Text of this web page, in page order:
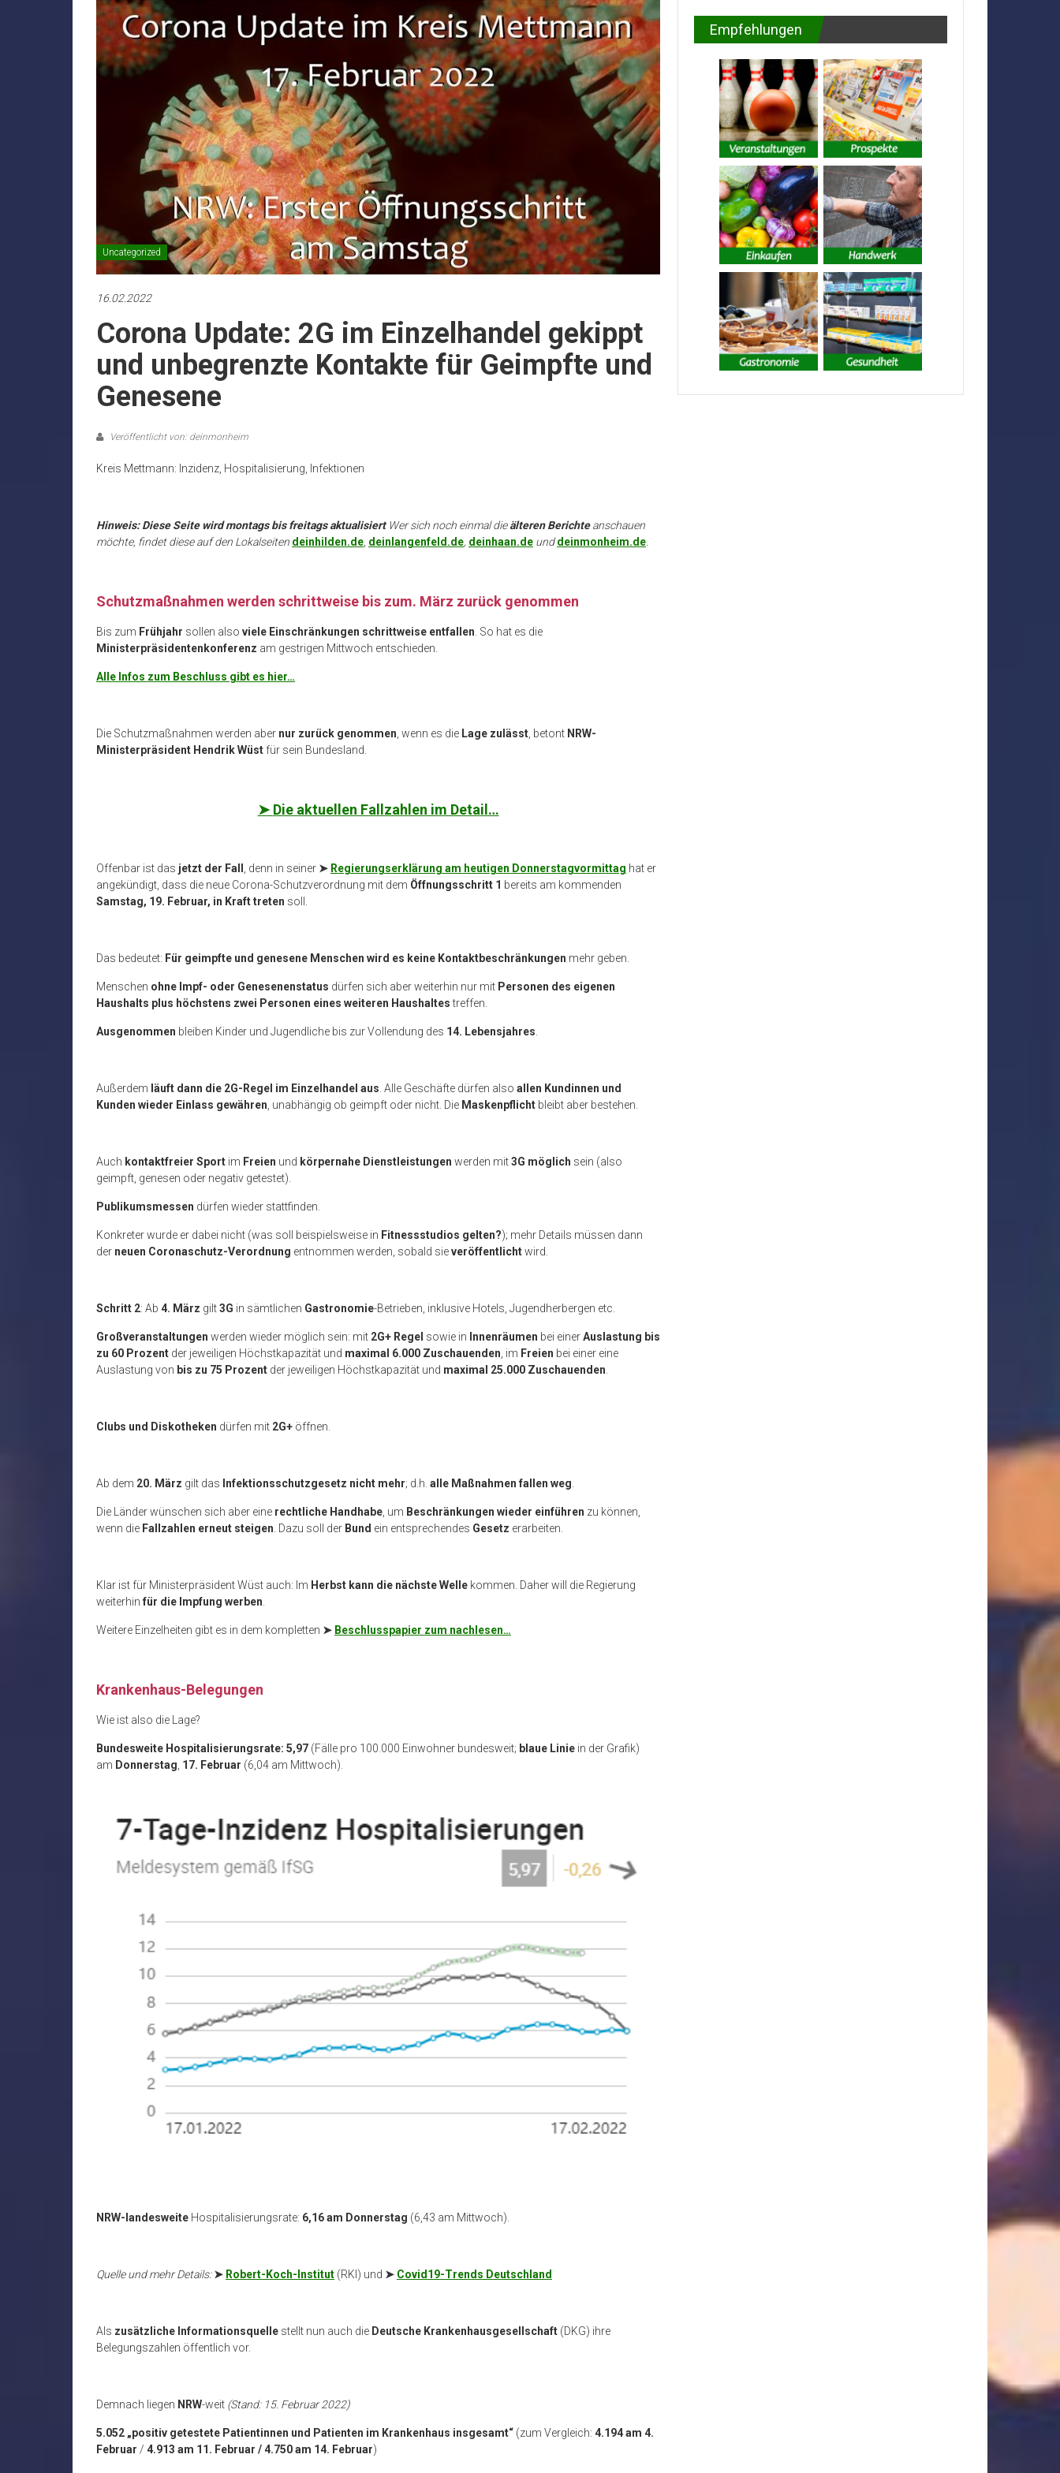
Uncategorized
16.02.2022
Corona Update: 2G im Einzelhandel gekippt
und unbegrenzte Kontakte für Geimpfte und
Genesene
Veröffentlicht von: deinmonheim
Kreis Mettmann: Inzidenz, Hospitalisierung, Infektionen
Hinweis: Diese Seite wird montags bis freitags aktualisiert Wer sich noch einmal dieälteren Berichteanschauen
möchte, findet diese auf den Lokalseiten deinhilden.de deinlangenfeld.de, deinhaan.de unddeinmonheim.de
Schutzmaßnahmen werden schrittweise bis zum. März zurück genommen
Bis zum Frühjahr sollen also viele Einschränkungen schrittweise entfallen . So hat es die
Ministerpräsidentenkonferenz am gestrigen Mittwoch entschieden.
Alle Infos zum Beschluss gibt es hier…
Die Schutzmaßnahmen werden aber nur zurück genommen , wenn es die Lage zulässt , betont NRW-
Ministerpräsident Hendrik Wüst für sein Bundesland.
➤ Die aktuellen Fallzahlen im Detail…
Offenbar ist das jetzt der Fall , denn in seiner ➤ Regierungserklärung am heutigen Donnerstagvormittag hat er
angekündigt, dass die neue Corona-Schutzverordnung mit dem Öffnungsschritt 1 bereits am kommenden
Samstag, 19. Februar, in Kraft treten soll.
Das bedeutet: Für geimpfte und genesene Menschen wird es keine Kontaktbeschränkungen mehr geben.
Menschen ohne Impf- oder Genesenenstatus dürfen sich aber weiterhin nur mit Personen des eigenen
Haushalts plus höchstens zwei Personen eines weiteren Haushaltestreffen.
Ausgenommen bleiben Kinder und Jugendliche bis zur Vollendung des 14. Lebensjahres
Außerdem läuft dann die 2G-Regel im Einzelhandel aus . Alle Geschäfte dürfen also allen Kundinnen und
Kunden wieder Einlass gewähren , unabhängig ob geimpft oder nicht. Die Maskenpflicht bleibt aber bestehen.
Auch kontaktfreier Sport im Freien und körpernahe Dienstleistungen werden mit3G möglich sein (also
geimpft, genesen oder negativ getestet).
Publikumsmessen dürfen wieder stattfinden.
Konkreter wurde er dabei nicht (was soll beispielsweise in Fitnessstudios gelten?); mehr Details müssen dann
der neuen Coronaschutz-Verordnung entnommen werden, sobald sieveröffentlichtwird.
Schritt 2: Ab 4. März gilt3G in sämtlichen Gastronomie-Betrieben, inklusive Hotels, Jugendherbergen etc.
Großveranstaltungen werden wieder möglich sein: mit 2G+ Regel sowie in Innenräumen bei einerAuslastung bis
zu 60 Prozent der jeweiligen Höchstkapazität und maximal 6.000 Zuschauenden , im Freien bei einer eine
Auslastung von bis zu 75 Prozent der jeweiligen Höchstkapazität und maximal 25.000 Zuschauenden
Clubs und Diskotheken dürfen mit 2G+ öffnen.
Ab dem 20. März gilt das Infektionsschutzgesetz nicht mehr; d.h. alle Maßnahmen fallen weg
Die Länder wünschen sich aber eine rechtliche Handhabe , um Beschränkungen wieder einführen zu können,
wenn die Fallzahlen erneut steigen . Dazu soll der Bund ein entsprechendes Gesetz erarbeiten.
Klar ist für Ministerpräsident Wüst auch: Im Herbst kann die nächste Welle kommen. Daher will die Regierung
weiterhin für die Impfung werben
Weitere Einzelheiten gibt es in dem kompletten ➤ Beschlusspapier zum nachlesen…
Krankenhaus-Belegungen
Wie ist also die Lage?
Bundesweite Hospitalisierungsrate: 5,97 (Fälle pro 100.000 Einwohner bundesweit; blaue Linie in der Grafik)
am Donnerstag 17. Februar (6,04 am Mittwoch).
NRW-landesweite Hospitalisierungsrate: 6,16 am Donnerstag (6,43 am Mittwoch).
Quelle und mehr Details:➤ Robert-Koch-Institut (RKI) und ➤ Covid19-Trends Deutschland
Als zusätzliche Informationsquelle stellt nun auch die Deutsche Krankenhausgesellschaft (DKG) ihre
Belegungszahlen öffentlich vor.
Demnach liegen NRW-weit (Stand: 15. Februar 2022)
5.052 „positiv getestete Patientinnen und Patienten im Krankenhaus insgesamt“ (zum Vergleich: 4.194 am 4.
Februar / 4.913 am 11. Februar / 4.750 am 14. Februar)
Empfehlungen